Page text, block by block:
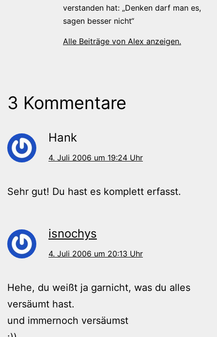
verstanden hat: „Denken darf man es,
sagen besser nicht“
Alle Beiträge von Alex anzeigen.
3 Kommentare
Hank
4. Juli 2006 um 19:24 Uhr
Sehr gut! Du hast es komplett erfasst.
isnochys
4. Juli 2006 um 20:13 Uhr
Hehe, du weißt ja garnicht, was du alles
versäumt hast.
und immernoch versäumst